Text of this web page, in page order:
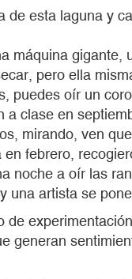
de esta laguna y
máquina gigante,
pero ella
puedes oír un
a clase en
mirando, ven
febrero,
noche a oír las
una artista se
de
generan